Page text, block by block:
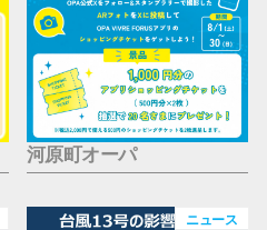
河原町オーパ
ニュース